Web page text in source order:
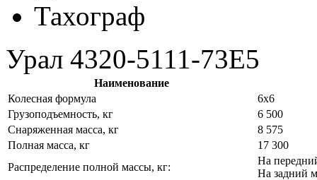
Тахограф
Урал 4320-5111-73E5
Наименование
Колесная формула
6x6
Грузоподъемность, кг
6 500
Снаряженная масса, кг
8 575
Полная масса, кг
17 300
Распределение полной массы, кг:
На
На задний